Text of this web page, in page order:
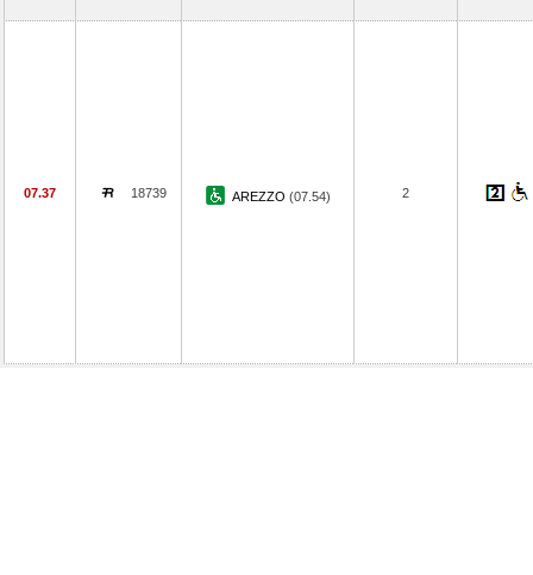
07.37 18739 AREZZO (07.54) 2